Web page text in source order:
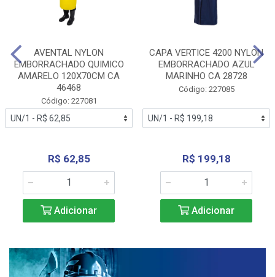
AVENTAL NYLON
EMBORRACHADO QUIMICO
AMARELO 120X70CM CA
46468
Código: 227081
R$ 62,85
Adicionar
CAPA VERTICE 4200 NYLON
EMBORRACHADO AZUL
MARINHO CA 28728
Código: 227085
R$ 199,18
Adicionar